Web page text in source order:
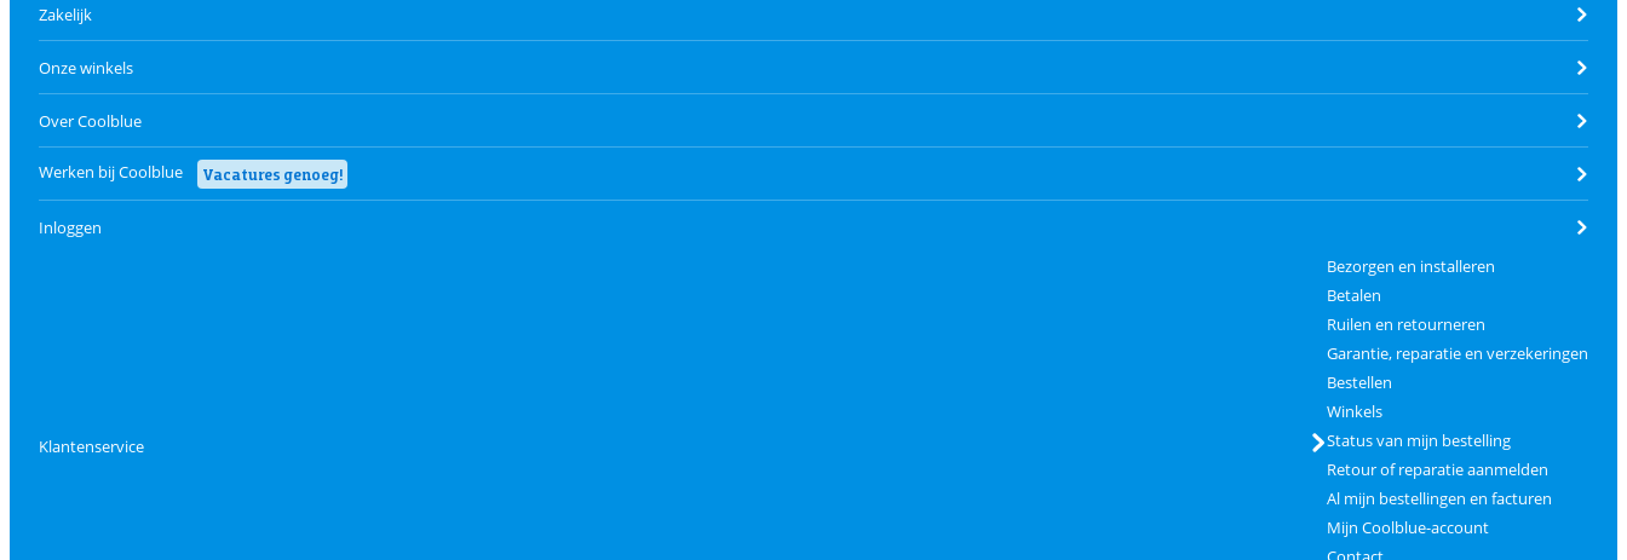
Zakelijk
Onze winkels
Over Coolblue
Werken bij Coolblue Vacatures genoeg!
Inloggen
Klantenservice
Bezorgen en installeren
Betalen
Ruilen en retourneren
Garantie, reparatie en verzekeringen
Bestellen
Winkels
Status van mijn bestelling
Retour of reparatie aanmelden
Al mijn bestellingen en facturen
Mijn Coolblue-account